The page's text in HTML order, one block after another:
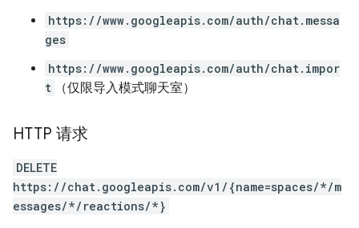
https://www.googleapis.com/auth/chat.messa
ges
https://www.googleapis.com/auth/chat.impor
t
（仅限导入模式聊天室）
HTTP 请求
DELETE
https://chat.googleapis.com/v1/{name=spaces/*/m
essages/*/reactions/*}